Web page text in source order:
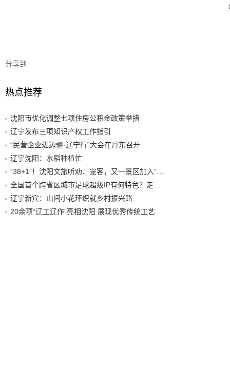
分享到:
热点推荐
沈阳市优化调整七项住房公积金政策举措
辽宁发布三项知识产权工作指引
“民营企业进边疆·辽宁行”大会在丹东召开
辽宁沈阳：水稻种植忙
辽宁新宾：山间小花环织就乡村振兴路
20余项“辽工辽作”亮相沈阳 展现优秀传统工艺